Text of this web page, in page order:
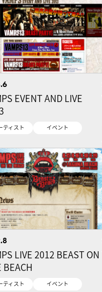
EVENT AND LIVE
ティスト イベント
LIVE 2012 BEAST ON
BEACH
ティスト イベント